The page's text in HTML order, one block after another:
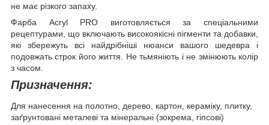
не має різкого запаху.
Фарба Acryl PRO виготовляється за спеціальними
рецептурами, що включають високоякісні пігменти та добавки,
які збережуть всі найдрібніші нюанси вашого шедевра і
подовжать строк його життя. Не тьмяніють і не змінюють колір
з часом.
Призначення:
Для нанесення на полотно, дерево, картон, кераміку, плитку,
заґрунтовані металеві та мінеральні (зокрема, гіпсові)